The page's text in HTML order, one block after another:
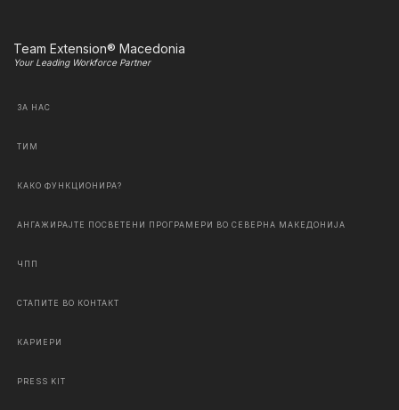
Team Extension® Macedonia
Your Leading Workforce Partner
ЗА НАС
ТИМ
КАКО ФУНКЦИОНИРА?
АНГАЖИРАЈТЕ ПОСВЕТЕНИ ПРОГРАМЕРИ ВО СЕВЕРНА МАКЕДОНИЈА
ЧПП
СТАПИТЕ ВО КОНТАКТ
КАРИЕРИ
PRESS KIT